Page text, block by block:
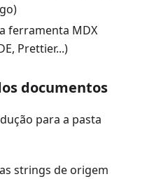
ferramenta MDX
Prettier...)
documentos
para a pasta
strings de origem